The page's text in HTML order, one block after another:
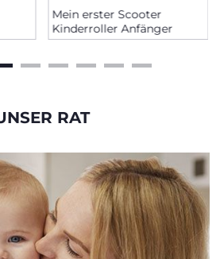
Mein erster Scooter
Kinderroller Anfänger
RAT